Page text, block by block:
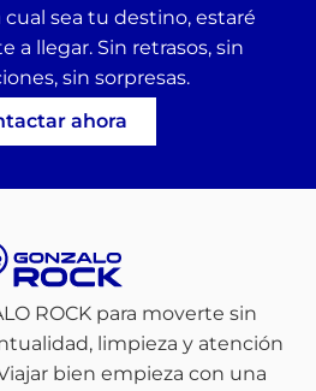
cual sea tu destino, estaré
a llegar. Sin retrasos, sin
sin sorpresas.
ahora
ROCK para moverte sin
limpieza y atención
bien empieza con una